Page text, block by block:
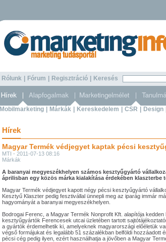
Rólunk Fórum Regisztráció Keresés
Mobilmarketing Márkák Kereskedelem CSR Design
Hírek
Magyar Termék védjegyet kaptak pécsi
MTI - 2011-07-13 08:16
Márkák
A baranyai megyeszékhelyen számos kesztyűgyártó
áprilisban egy közös márka kialakítása érdekében klaszterbe
Magyar Termék védjegyet kapott négy pécsi kesztyűgyártó
Kesztyű Klaszter pedig fesztivállal ünnepli meg az iparág immár
hagyományát a baranyai megyeszékhelyen.
Bodrogai Ferenc, a Magyar Termék Nonprofit Kft. alapítója
kesztyűgyártók Ferencesek utcai üzletében tartott
a gyártók érdemelhetik ki, amelyeknek magyarországi előéletük
végső formájukat és legalább 51 százalékban belföldi hozzáadott
pécsi cég pedig ilyen, ezért használhatja a jövőben a Magyar